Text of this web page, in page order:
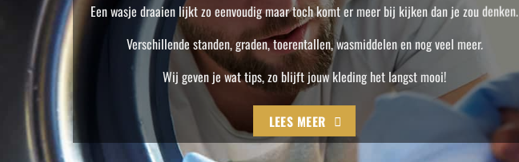
Een wasje draaien lijkt zo eenvoudig maar toch komt er meer bij kijken dan je zou denken.
Verschillende standen, graden, toerentallen, wasmiddelen en nog veel meer.
Wij geven je wat tips, zo blijft jouw kleding het langst mooi!
LEES MEER